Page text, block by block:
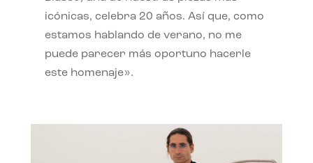
icónicas, celebra 20 años. Así que, como
estamos hablando de verano, no me
puede parecer más oportuno hacerle
este homenaje».